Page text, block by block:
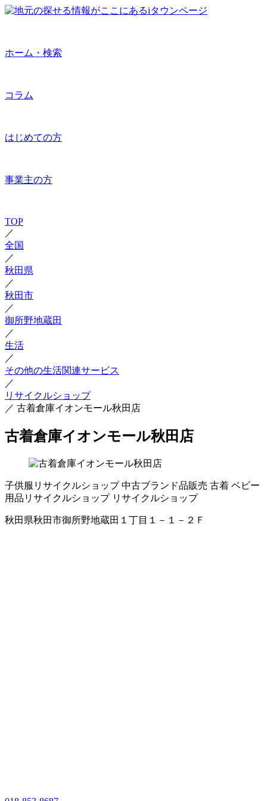
ホーム・検索
コラム
はじめての方
事業主の方
TOP
／
全国
／
秋田県
／
秋田市
／
御所野地蔵田
／
生活
／
その他の生活関連サービス
／
リサイクルショップ
／ 古着倉庫イオンモール秋田店
古着倉庫イオンモール秋田店
子供服リサイクルショップ 中古ブランド品販売 古着 ベビー
用品リサイクルショップ リサイクルショップ
秋田県秋田市御所野地蔵田１丁目１－１－２Ｆ